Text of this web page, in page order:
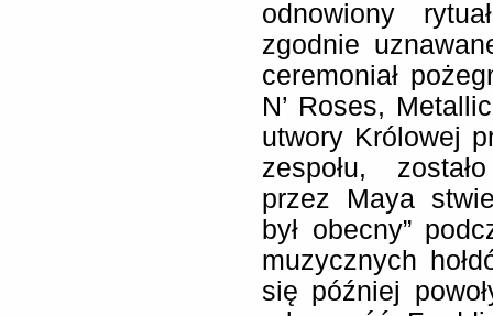
odnowiony
zgodnie
ceremoniał
N’ Roses,
utwory Królowej
zespołu,
przez Maya
był obecny”
muzycznych
się później